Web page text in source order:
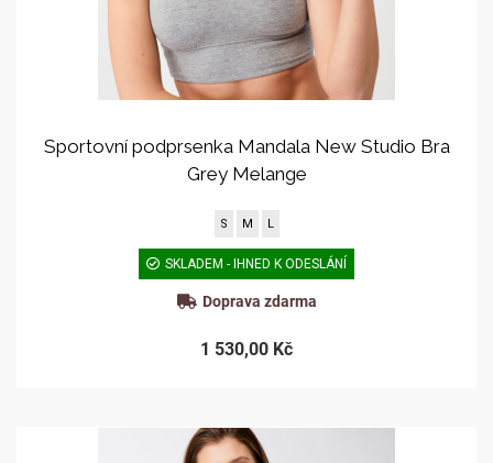
Sportovní podprsenka Mandala New Studio Bra
Grey Melange
S M L
SKLADEM - IHNED K ODESLÁNÍ
Doprava zdarma
1 530,00 Kč